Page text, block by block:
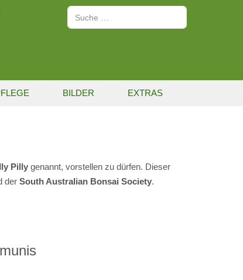
Suchen
BILDER EXTRAS
Pilly genannt, vorstellen zu dürfen. Dieser
der South Australian Bonsai Society.